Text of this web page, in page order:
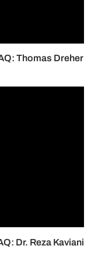
Thomas Dreher
Dr. Reza Kaviani